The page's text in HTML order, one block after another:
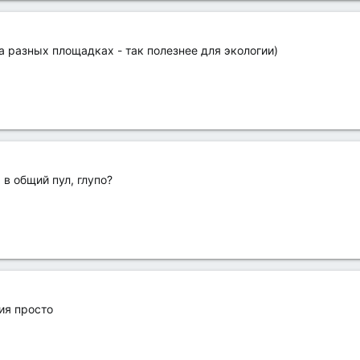
площадках - так полезнее для экологии)
общий пул, глупо?
просто